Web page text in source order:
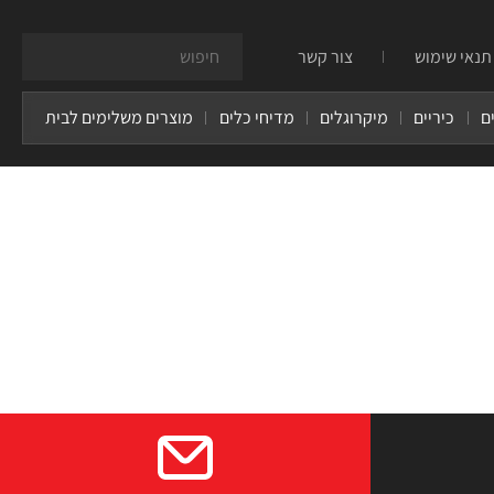
תנאי שימוש צור קשר
כיריים מיקרוגלים מדיחי כלים מוצרים משלימים לבית